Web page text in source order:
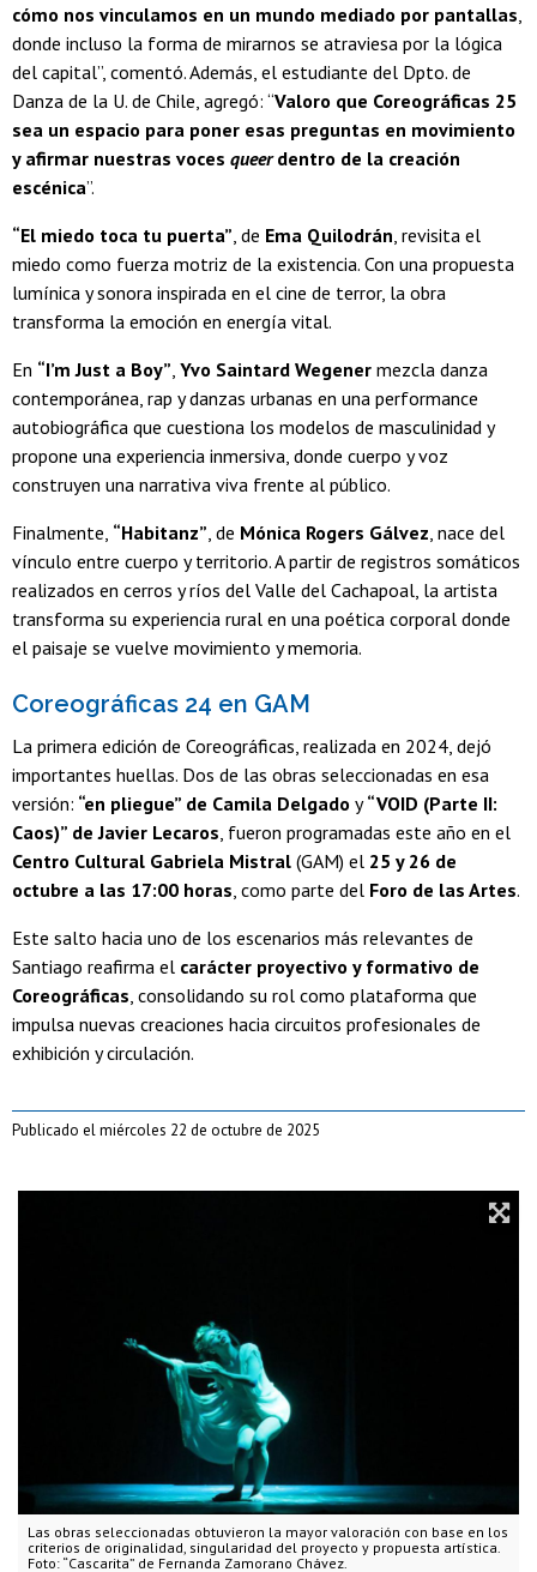
Las obras seleccionadas obtuvieron la mayor valoración con base en los
criterios de originalidad, singularidad del proyecto y propuesta artística.
Foto: “Cascarita” de Fernanda Zamorano Chávez.
cómo nos vinculamos en un mundo mediado por pantallas
donde incluso la forma de mirarnos se atraviesa por la lógica
del capital”, comentó. Además, el estudiante del Dpto. de
Danza de la U. de Chile, agregó: “Valoro que Coreográficas 25
sea un espacio para poner esas preguntas en movimiento
y afirmar nuestras voces queerdentro de la creación
escénica”.
“El miedo toca tu puerta” , de Ema Quilodrán , revisita el
miedo como fuerza motriz de la existencia. Con una propuesta
lumínica y sonora inspirada en el cine de terror, la obra
transforma la emoción en energía vital.
En “I’m Just a Boy” Yvo Saintard Wegener mezcla danza
contemporánea, rap y danzas urbanas en una performance
autobiográfica que cuestiona los modelos de masculinidad y
propone una experiencia inmersiva, donde cuerpo y voz
construyen una narrativa viva frente al público.
Finalmente, “Habitanz” , de Mónica Rogers Gálvez , nace del
vínculo entre cuerpo y territorio. A partir de registros somáticos
realizados en cerros y ríos del Valle del Cachapoal, la artista
transforma su experiencia rural en una poética corporal donde
el paisaje se vuelve movimiento y memoria.
Coreográficas 24 en GAM
La primera edición de Coreográficas, realizada en 2024, dejó
importantes huellas. Dos de las obras seleccionadas en esa
versión: “en pliegue” de Camila Delgado y“VOID (Parte II:
Caos)” de Javier Lecaros, fueron programadas este año en el
Centro Cultural Gabriela Mistral (GAM) el 25 y 26 de
octubre a las 17:00 horas, como parte del Foro de las Artes.
Este salto hacia uno de los escenarios más relevantes de
Santiago reafirma el carácter proyectivo y formativo de
Coreográficas, consolidando su rol como plataforma que
impulsa nuevas creaciones hacia circuitos profesionales de
exhibición y circulación.
Publicado el miércoles 22 de octubre de 2025